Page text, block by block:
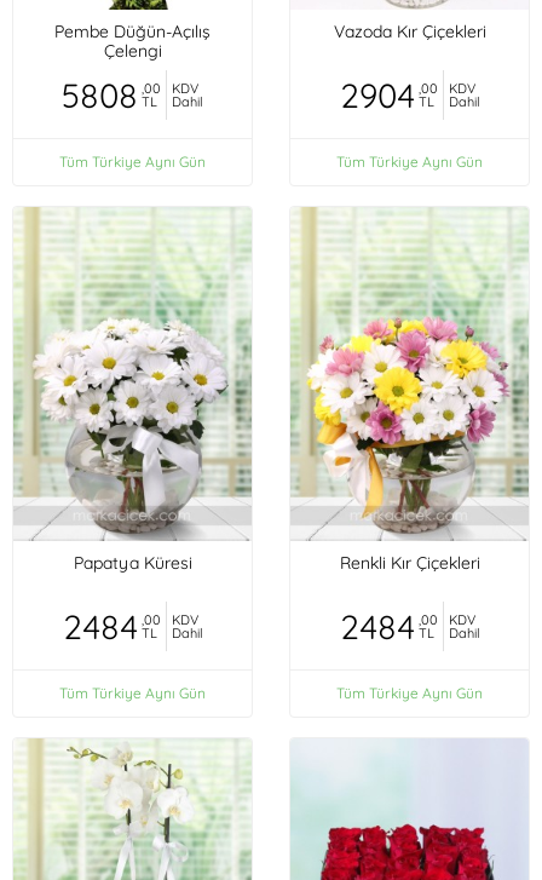
Pembe Düğün-Açılış
Çelengi
5808 ,00
TL
KDV
Dahil
Tüm Türkiye Aynı Gün
Vazoda Kır Çiçekleri
2904 ,00
TL
KDV
Dahil
Tüm Türkiye Aynı Gün
Papatya Küresi
2484 ,00
TL
KDV
Dahil
Tüm Türkiye Aynı Gün
Renkli Kır Çiçekleri
2484 ,00
TL
KDV
Dahil
Tüm Türkiye Aynı Gün